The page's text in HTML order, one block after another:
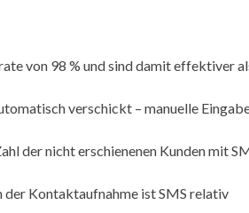
von 98 % und sind damit effektiver
verschickt – manuelle
der nicht erschienenen Kunden mit
der Kontaktaufnahme ist SMS relativ